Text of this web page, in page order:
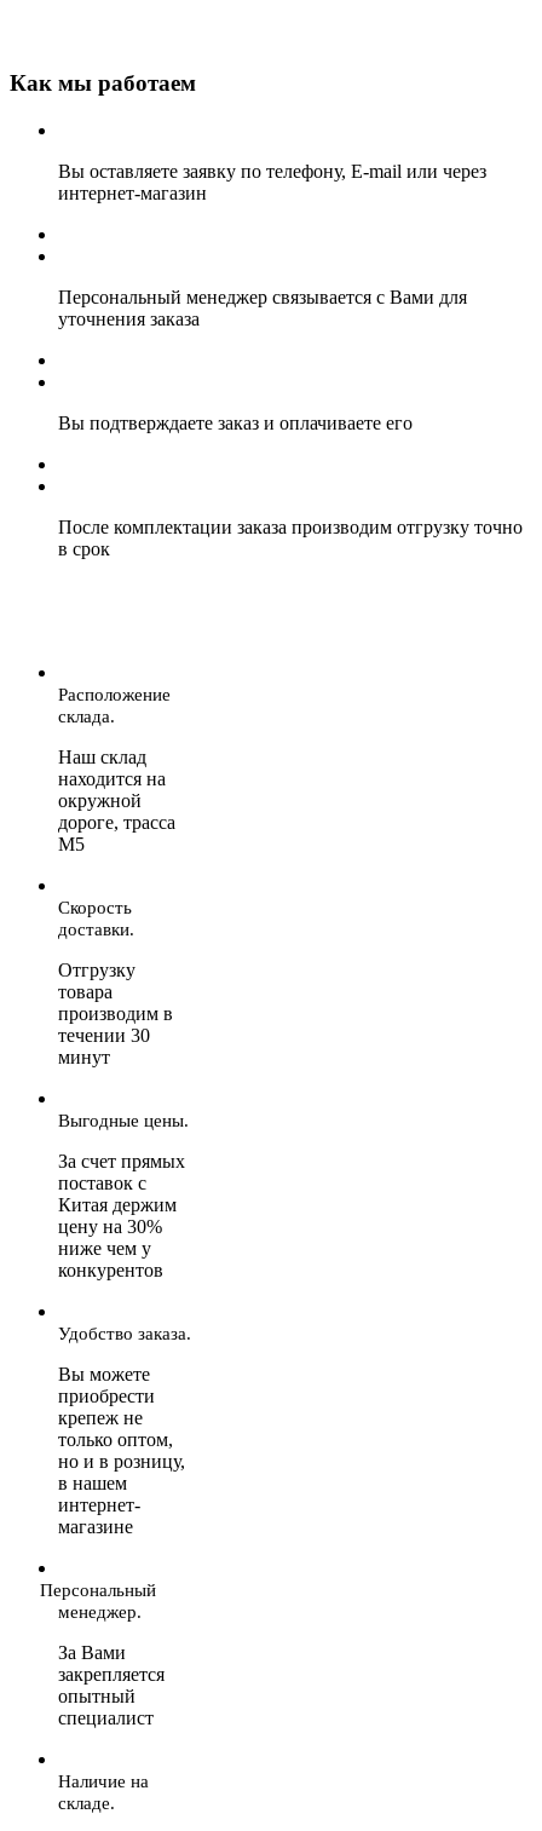
Как мы работаем
Вы оставляете заявку по телефону, E-mail или через
интернет-магазин
Персональный менеджер связывается с Вами для
уточнения заказа
Вы подтверждаете заказ и оплачиваете его
После комплектации заказа производим отгрузку точно
в срок
Расположение
склада.
Наш склад
находится на
окружной
дороге, трасса
М5
Скорость
доставки.
Отгрузку
товара
производим в
течении 30
минут
Выгодные цены.
За счет прямых
поставок с
Китая держим
цену на 30%
ниже чем у
конкурентов
Удобство заказа.
Вы можете
приобрести
крепеж не
только оптом,
но и в розницу,
в нашем
интернет-
магазине
Персональный
менеджер.
За Вами
закрепляется
опытный
специалист
Наличие на
складе.